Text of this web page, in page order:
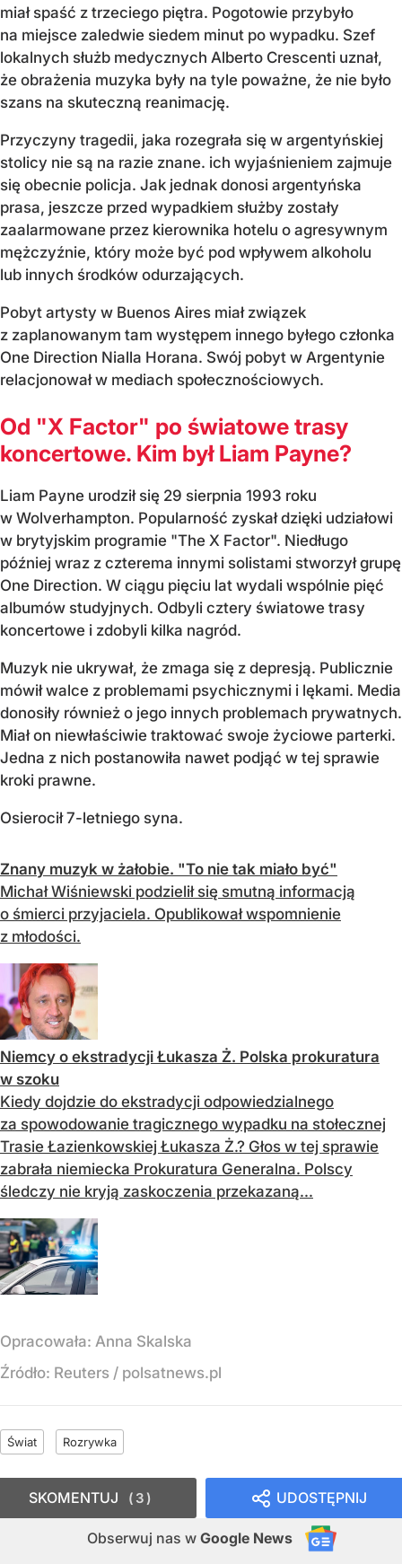
miał spaść z trzeciego piętra. Pogotowie przybyło
na miejsce zaledwie siedem minut po wypadku. Szef
lokalnych służb medycznych Alberto Crescenti uznał,
że obrażenia muzyka były na tyle poważne, że nie było
szans na skuteczną reanimację.
Przyczyny tragedii, jaka rozegrała się w argentyńskiej
stolicy nie są na razie znane. ich wyjaśnieniem zajmuje
się obecnie policja. Jak jednak donosi argentyńska
prasa, jeszcze przed wypadkiem służby zostały
zaalarmowane przez kierownika hotelu o agresywnym
mężczyźnie, który może być pod wpływem alkoholu
lub innych środków odurzających.
Pobyt artysty w Buenos Aires miał związek
z zaplanowanym tam występem innego byłego członka
One Direction Nialla Horana. Swój pobyt w Argentynie
relacjonował w mediach społecznościowych.
Od "X Factor" po światowe trasy
koncertowe. Kim był Liam Payne?
Liam Payne urodził się 29 sierpnia 1993 roku
w Wolverhampton. Popularność zyskał dzięki udziałowi
w brytyjskim programie "The X Factor". Niedługo
później wraz z czterema innymi solistami stworzył grupę
One Direction. W ciągu pięciu lat wydali wspólnie pięć
albumów studyjnych. Odbyli cztery światowe trasy
koncertowe i zdobyli kilka nagród.
Muzyk nie ukrywał, że zmaga się z depresją. Publicznie
mówił walce z problemami psychicznymi i lękami. Media
donosiły również o jego innych problemach prywatnych.
Miał on niewłaściwie traktować swoje życiowe parterki.
Jedna z nich postanowiła nawet podjąć w tej sprawie
kroki prawne.
Osierocił 7-letniego syna.
Znany muzyk w żałobie. "To nie tak miało być"
Michał Wiśniewski podzielił się smutną informacją
o śmierci przyjaciela. Opublikował wspomnienie
z młodości.
Niemcy o ekstradycji Łukasza Ż. Polska prokuratura
w szoku
Kiedy dojdzie do ekstradycji odpowiedzialnego
za spowodowanie tragicznego wypadku na stołecznej
Trasie Łazienkowskiej Łukasza Ż.? Głos w tej sprawie
zabrała niemiecka Prokuratura Generalna. Polscy
śledczy nie kryją zaskoczenia przekazaną...
Opracowała: Anna Skalska
Źródło: Reuters / polsatnews.pl
Świat Rozrywka
UDOSTĘPNIJ
Obserwuj nas w Google News
SKOMENTUJ 3